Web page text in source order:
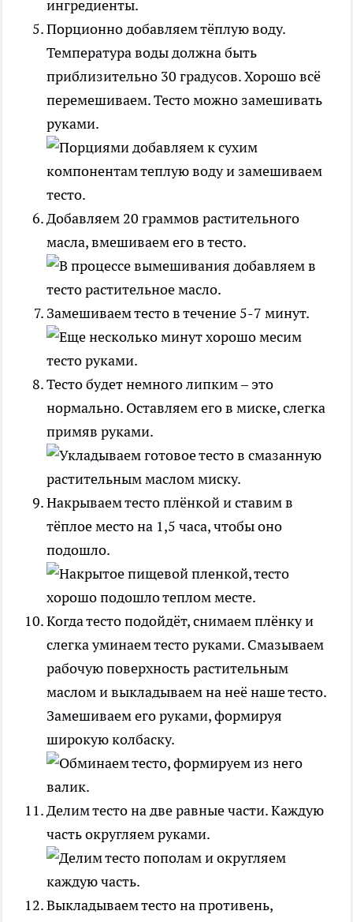
Порционно добавляем тёплую воду.
Температура воды должна быть
приблизительно 30 градусов. Хорошо всё
перемешиваем. Тесто можно замешивать
руками.
Добавляем 20 граммов растительного
масла, вмешиваем его в тесто.
Замешиваем тесто в течение 5-7 минут.
Тесто будет немного липким – это
нормально. Оставляем его в миске, слегка
примяв руками.
Накрываем тесто плёнкой и ставим в
тёплое место на 1,5 часа, чтобы оно
подошло.
Когда тесто подойдёт, снимаем плёнку и
слегка уминаем тесто руками. Смазываем
рабочую поверхность растительным
маслом и выкладываем на неё наше тесто.
Замешиваем его руками, формируя
широкую колбаску.
Делим тесто на две равные части. Каждую
часть округляем руками.
Выкладываем тесто на противень,